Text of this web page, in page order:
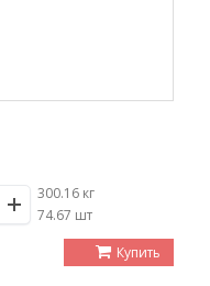
300.16 кг
/74.67 шт
Купить